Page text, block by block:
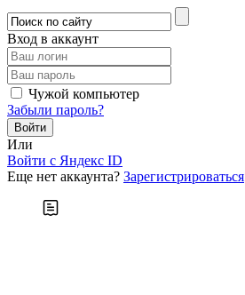
Вход в аккаунт
Чужой компьютер
Забыли пароль?
Или
Войти c Яндекс ID
Еще нет аккаунта? Зарегистрироваться